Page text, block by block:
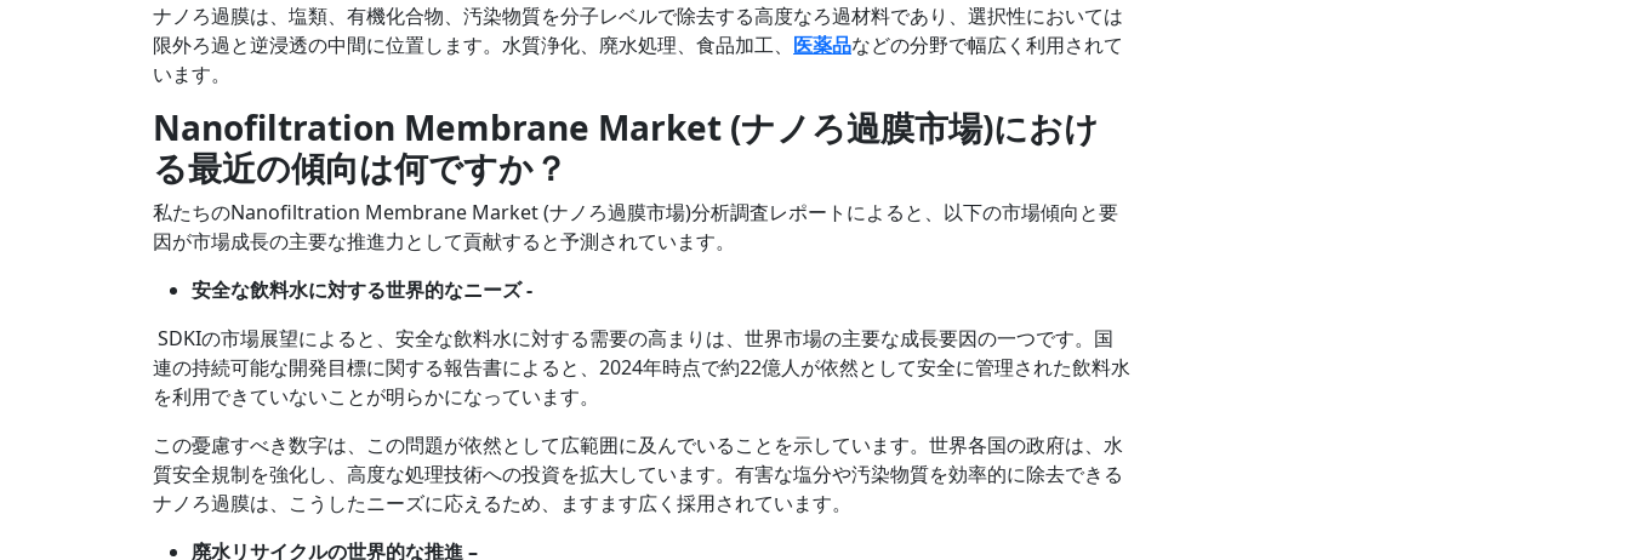
ナノろ過膜は、塩類、有機化合物、汚染物質を分子レベルで除去する高度なろ過材料であり、選択性においては
限外ろ過と逆浸透の中間に位置します。水質浄化、廃水処理、食品加工、 医薬品などの分野で幅広く利用されて
います。
Nanofiltration Membrane Market (ナノろ過膜市場)におけ
る最近の傾向は何ですか？
私たちのNanofiltration Membrane Market (ナノろ過膜市場)分析調査レポートによると、以下の市場傾向と要
因が市場成長の主要な推進力として貢献すると予測されています。
安全な飲料水に対する世界的なニーズ -
SDKIの市場展望によると、安全な飲料水に対する需要の高まりは、世界市場の主要な成長要因の一つです。国
連の持続可能な開発目標に関する報告書によると、2024年時点で約22億人が依然として安全に管理された飲料水
を利用できていないことが明らかになっています。
この憂慮すべき数字は、この問題が依然として広範囲に及んでいることを示しています。世界各国の政府は、水
質安全規制を強化し、高度な処理技術への投資を拡大しています。有害な塩分や汚染物質を効率的に除去できる
ナノろ過膜は、こうしたニーズに応えるため、ますます広く採用されています。
廃水リサイクルの世界的な推進 –